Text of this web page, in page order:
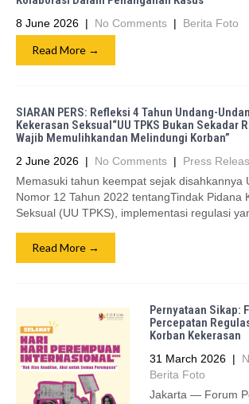
8 June 2026 | No Comments | Berita Foto
Read More →
SIARAN PERS: Refleksi 4 Tahun Undang-
Kekerasan Seksual“UU TPKS Bukan Sekadar
Wajib Memulihkandan Melindungi Korban”
2 June 2026 | No Comments | Press
Memasuki tahun keempat sejak disahkannya
Nomor 12 Tahun 2022 tentangTindak Pidana
Seksual (UU TPKS), implementasi regulasi
Read More →
Pernyataan Sikap:
Percepatan
Korban Kekerasan
31 March 2026 |
Berita Foto
Jakarta — Forum